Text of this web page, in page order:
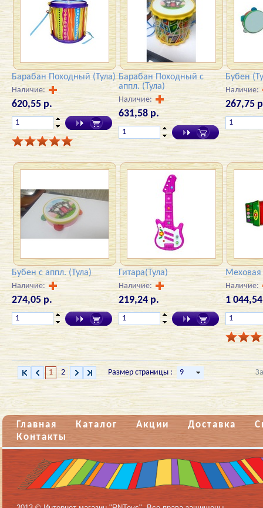
Барабан Походный (Тула)
Наличие:
620,55 р.
Барабан Походный с
аппл. (Тула)
Наличие:
631,58 р.
Бубен
Наличие:
267,75
Бубен с аппл. (Тула)
Наличие:
274,05 р.
Гитара(Тула)
Наличие:
219,24 р.
Меховая
Наличие:
1
1 2 Размер страницы :
Главная Каталог Акции Доставка
Контакты